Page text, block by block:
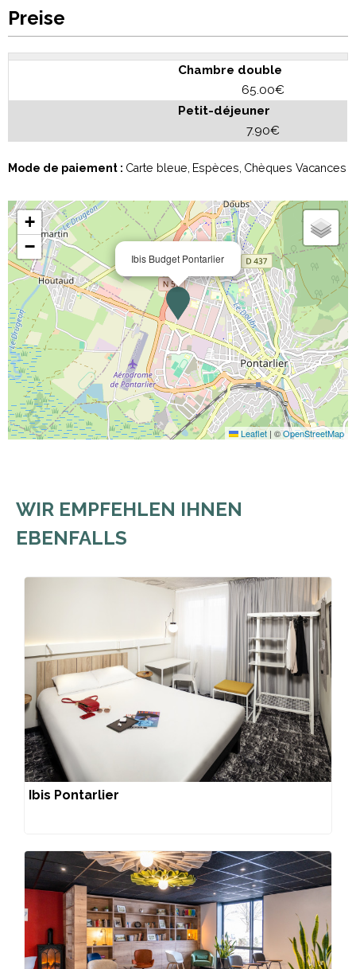
Preise
Chambre double
65.00€
Petit-déjeuner
7.90€
Mode de paiement : Carte bleue Espèces Chèques Vacances
Ibis Budget Pontarlier
+
−
Leaflet | ©OpenStreetMap
WIR EMPFEHLEN IHNEN
EBENFALLS
Ibis Pontarlier